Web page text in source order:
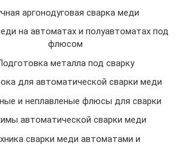
аргонодуговая сварка меди
на автоматах и полуавтоматах под
флюсом
металла под сварку
для автоматической сварки меди
и неплавленые флюсы для сварки
автоматической сварки меди
сварки меди автоматами и